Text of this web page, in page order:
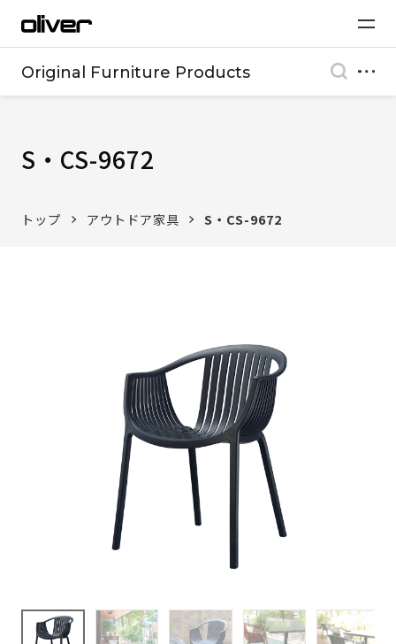
Original Furniture Products
S・CS-9672
トップ アウトドア家具 S・CS-9672